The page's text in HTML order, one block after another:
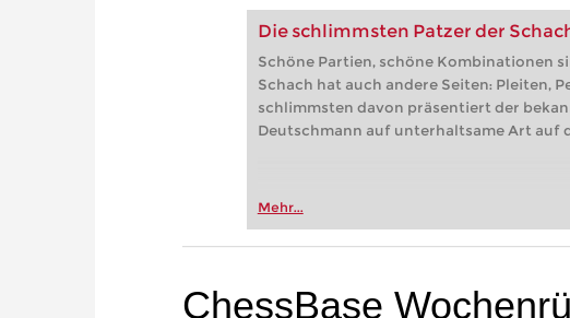
Die schlimmsten Patzer der
Schöne Partien, schöne Kombinationen
Schach hat auch andere Seiten: Pleiten,
schlimmsten davon präsentiert der
Deutschmann auf unterhaltsame Art auf
Mehr...
ChessBase